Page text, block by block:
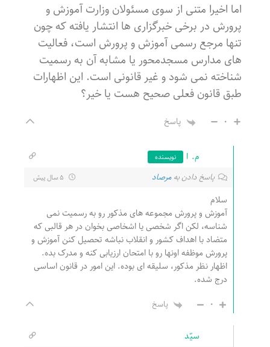
اما اخیرا متنی از سوی مسئولان وزارت آموزش و
پرورش در برخی خبرگزاری ها انتشار یافته که چون
تنها مرجع رسمی آموزش و پرورش است، فعالیت
های مدارس مسجدمحور یا مشابه آن به رسمیت
شناخته نمی شود و غیر قانونی است. این اظهارات
طبق قانون فعلی صحیح هست یا خیر؟
0 پاسخ
م. ا نویسنده
پاسخ دادن بهمرصاد
سلام
آموزش و پرورش مجموعه های مذکور رو به رسمیت نمی
شناسه، لکن اگر شخصی یا اشخاصی بخوان در هر قالبی که
متضاد با اهداف کشور و انقلاب نباشه تحصیل کنن آموزش و
پرورش موظفه اونها رو با امتحان ارزیابی کنه و مدرک بده.
اظهار نظر مذکور، سلیقه ای بوده. این امور در قانون اساسی
درج شده.
0
پاسخ
سیّد